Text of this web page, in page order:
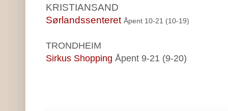
KRISTIANSAND
Sørlandssenteret Åpent 10-21 (10-19)
TRONDHEIM
Sirkus Shopping Åpent 9-21 (9-20)